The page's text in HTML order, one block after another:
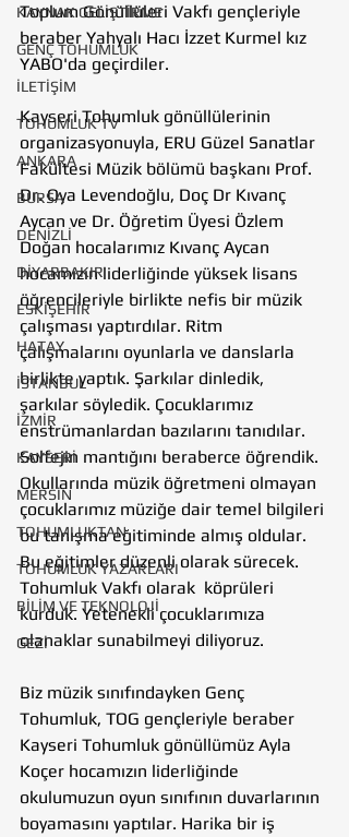
KAYNAK GELİŞTİRME
GENÇ TOHUMLUK
İLETİŞİM
TOHUMLUK TV
ANKARA
BURSA
DENİZLİ
DİYARBAKIR
ESKİŞEHİR
HATAY
İSTANBUL
İZMİR
KAYSERİ
MERSİN
TOHUMLUKTAN
TOHUMLUK YAZARLARI
BİLİM VE TEKNOLOJİ
GEZİ
Toplum Gönüllüleri Vakfı gençleriyle
beraber Yahyalı Hacı İzzet Kurmel kız
YABO'da geçirdiler.
Kayseri Tohumluk gönüllülerinin
organizasyonuyla, ERU Güzel Sanatlar
Fakültesi Müzik bölümü başkanı Prof.
Dr. Oya Levendoğlu, Doç Dr Kıvanç
Aycan ve Dr. Öğretim Üyesi Özlem
Doğan hocalarımız Kıvanç Aycan
hocamızın liderliğinde yüksek lisans
öğrencileriyle birlikte nefis bir müzik
çalışması yaptırdılar. Ritm
çalışmalarını oyunlarla ve danslarla
birlikte yaptık. Şarkılar dinledik,
şarkılar söyledik. Çocuklarımız
enstrümanlardan bazılarını tanıdılar.
Solfejin mantığını beraberce öğrendik.
Okullarında müzik öğretmeni olmayan
çocuklarımız müziğe dair temel bilgileri
bu tanışma eğitiminde almış oldular.
Bu eğitimler düzenli olarak sürecek.
Tohumluk Vakfı olarak  köprüleri
kurduk. Yetenekli çocuklarımıza
olanaklar sunabilmeyi diliyoruz.
Biz müzik sınıfındayken Genç
Tohumluk, TOG gençleriyle beraber
Kayseri Tohumluk gönüllümüz Ayla
Koçer hocamızın liderliğinde
okulumuzun oyun sınıfının duvarlarının
boyamasını yaptılar. Harika bir iş